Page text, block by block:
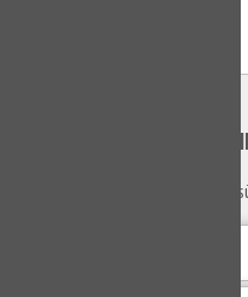
Telefon numaranızı bırakın en